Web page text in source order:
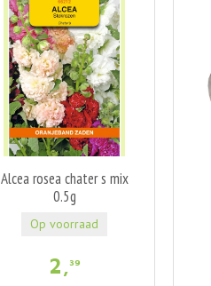
Alcea rosea chater s mix
0.5g
2,39
Op voorraad